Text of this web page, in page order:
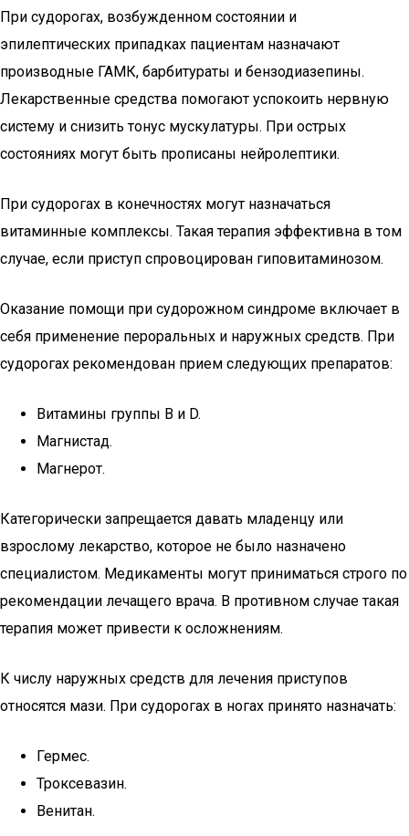
При судорогах, возбужденном состоянии и
эпилептических припадках пациентам назначают
производные ГАМК, барбитураты и бензодиазепины.
Лекарственные средства помогают успокоить нервную
систему и снизить тонус мускулатуры. При острых
состояниях могут быть прописаны нейролептики.
При судорогах в конечностях могут назначаться
витаминные комплексы. Такая терапия эффективна в том
случае, если приступ спровоцирован гиповитаминозом.
Оказание помощи при судорожном синдроме включает в
себя применение пероральных и наружных средств. При
судорогах рекомендован прием следующих препаратов:
Витамины группы В и D.
Магнистад.
Магнерот.
Категорически запрещается давать младенцу или
взрослому лекарство, которое не было назначено
специалистом. Медикаменты могут приниматься строго по
рекомендации лечащего врача. В противном случае такая
терапия может привести к осложнениям.
К числу наружных средств для лечения приступов
относятся мази. При судорогах в ногах принято назначать:
Гермес.
Троксевазин.
Венитан.